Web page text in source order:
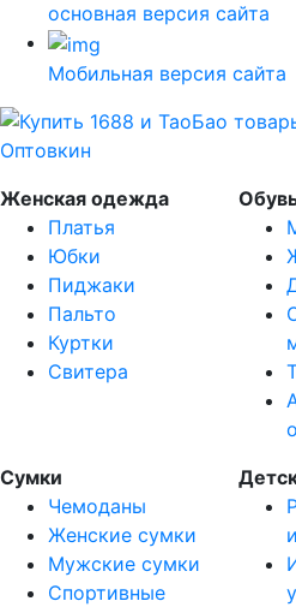
основная версия сайта
Мобильная версия сайта
Женская одежда
Платья
Юбки
Пиджаки
Пальто
Куртки
Свитера
Сумки
Чемоданы
Женские сумки
Мужские сумки
Спортивные